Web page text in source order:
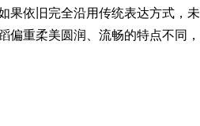
果依旧完全沿用传统表达方式，
偏重柔美圆润、流畅的特点不同